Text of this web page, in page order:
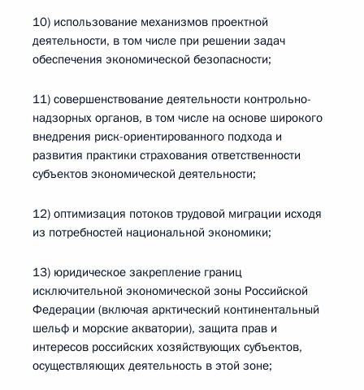
10) использование механизмов проектной
деятельности, в том числе при решении задач
обеспечения экономической безопасности;
11) совершенствование деятельности контрольно-
надзорных органов, в том числе на основе широкого
внедрения риск-ориентированного подхода и
развития практики страхования ответственности
субъектов экономической деятельности;
12) оптимизация потоков трудовой миграции исходя
из потребностей национальной экономики;
13) юридическое закрепление границ
исключительной экономической зоны Российской
Федерации (включая арктический континентальный
шельф и морские акватории), защита прав и
интересов российских хозяйствующих субъектов,
осуществляющих деятельность в этой зоне;